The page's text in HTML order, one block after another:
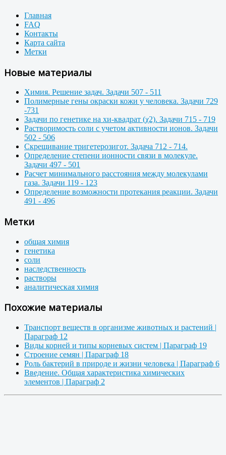
Главная
FAQ
Контакты
Карта сайта
Метки
Новые материалы
Химия. Решение задач. Задачи 507 - 511
Полимерные гены окраски кожи у человека. Задачи 729
-731
Задачи по генетике на хи-квадрат (χ2). Задачи 715 - 719
Растворимость соли с учетом активности ионов. Задачи
502 - 506
Скрещивание тригетерозигот. Задача 712 - 714.
Определение степени ионности связи в молекуле.
Задачи 497 - 501
Расчет минимального расстояния между молекулами
газа. Задачи 119 - 123
Определение возможности протекания реакции. Задачи
491 - 496
Метки
общая химия
генетика
соли
наследственность
растворы
аналитическая химия
Похожие материалы
Транспорт веществ в организме животных и растений |
Параграф 12
Виды корней и типы корневых систем | Параграф 19
Строение семян | Параграф 18
Роль бактерий в природе и жизни человека | Параграф 6
Введение. Общая характеристика химических
элементов | Параграф 2